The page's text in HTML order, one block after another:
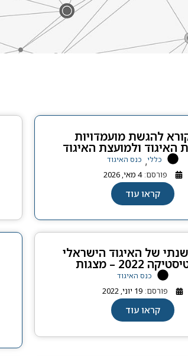
להגשת מועמדויות
האיגוד ולמועצת האיגוד
כללי, כנס האיגוד
פורסם: 4 מאי, 2026
קראו עוד
של האיגוד הישראלי
2022 – מצגות
כנס האיגוד
פורסם: 19 יוני, 2022
קראו עוד